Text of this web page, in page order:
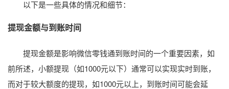
以下是一些具体的情况和细节：
提现金额与到账时间
提现金额是影响微信零钱通到账时间的一个重要因素，如
前所述，小额提现（如1000元以下）通常可以实现实时到账，
而对于较大额度的提现，如1000元以上，到账时间可能会延